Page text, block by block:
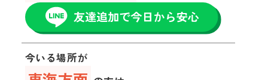
今いる場所が